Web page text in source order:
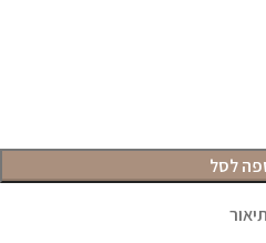
לסל
תיאור